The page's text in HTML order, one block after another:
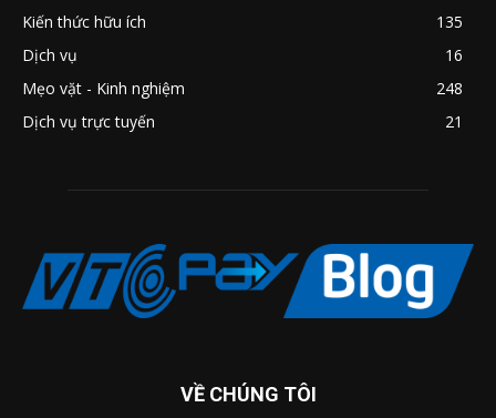
Kiến thức hữu ích
135
Dịch vụ
16
Mẹo vặt - Kinh nghiệm
248
Dịch vụ trực tuyến
21
VỀ CHÚNG TÔI